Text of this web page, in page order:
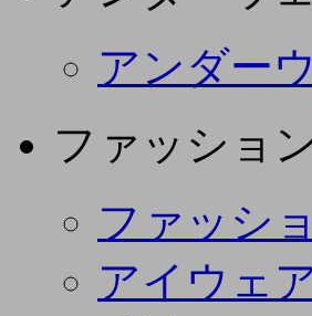
アンダー
ファッショ
ファッシ
アイウェ